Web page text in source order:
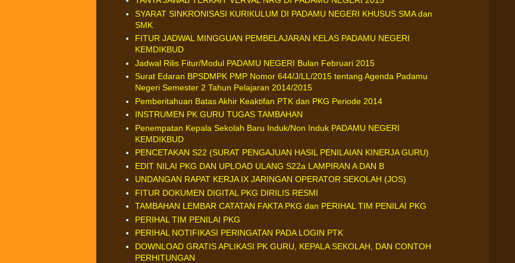
SYARAT SINKRONISASI KURIKULUM DI PADAMU NEGERI KHUSUS SMA dan
SMK
FITUR JADWAL MINGGUAN PEMBELAJARAN KELAS PADAMU NEGERI
KEMDIKBUD
Jadwal Rilis Fitur/Modul PADAMU NEGERI Bulan Februari 2015
Surat Edaran BPSDMPK PMP Nomor 644/J/LL/2015 tentang Agenda Padamu
Negeri Semester 2 Tahun Pelajaran 2014/2015
Pemberitahuan Batas Akhir Keaktifan PTK dan PKG Periode 2014
INSTRUMEN PK GURU TUGAS TAMBAHAN
Penempatan Kepala Sekolah Baru Induk/Non Induk PADAMU NEGERI
KEMDIKBUD
PENCETAKAN S22 (SURAT PENGAJUAN HASIL PENILAIAN KINERJA GURU)
EDIT NILAI PKG DAN UPLOAD ULANG S22a LAMPIRAN A DAN B
UNDANGAN RAPAT KERJA IX JARINGAN OPERATOR SEKOLAH (JOS)
FITUR DOKUMEN DIGITAL PKG DIRILIS RESMI
TAMBAHAN LEMBAR CATATAN FAKTA PKG dan PERIHAL TIM PENILAI PKG
PERIHAL TIM PENILAI PKG
PERIHAL NOTIFIKASI PERINGATAN PADA LOGIN PTK
DOWNLOAD GRATIS APLIKASI PK GURU, KEPALA SEKOLAH, DAN CONTOH
PERHITUNGAN